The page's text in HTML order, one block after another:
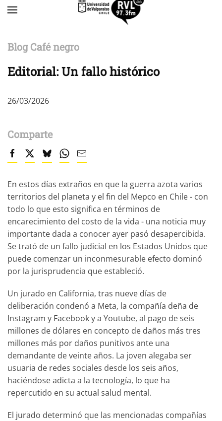
Blog Café negro
Editorial: Un fallo histórico
26/03/2026
Comparte
En estos días extraños en que la guerra azota varios
territorios del planeta y el fin del Mepco en Chile - con
todo lo que esto significa en términos de
encarecimiento del costo de la vida - una noticia muy
importante dada a conocer ayer pasó desapercibida.
Se trató de un fallo judicial en los Estados Unidos que
puede comenzar un inconmesurable efecto dominó
por la jurisprudencia que estableció.
Un jurado en California, tras nueve días de
deliberación condenó a Meta, la compañía deña de
Instagram y Facebook y a Youtube, al pago de seis
millones de dólares en concepto de daños más tres
millones más por daños punitivos ante una
demandante de veinte años. La joven alegaba ser
usuaria de redes sociales desde los seis años,
haciéndose adicta a la tecnología, lo que ha
repercutido en su actual salud mental.
El jurado determinó que las mencionadas compañías